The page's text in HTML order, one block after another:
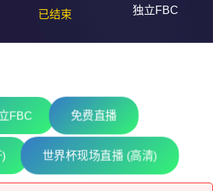
已结束 独立FBC
FBC 免费直播
世界杯现场直播 (高清)
甲】 维尔纽斯投资VS帕尼维斯
】 波图森尼VS胡内多阿拉